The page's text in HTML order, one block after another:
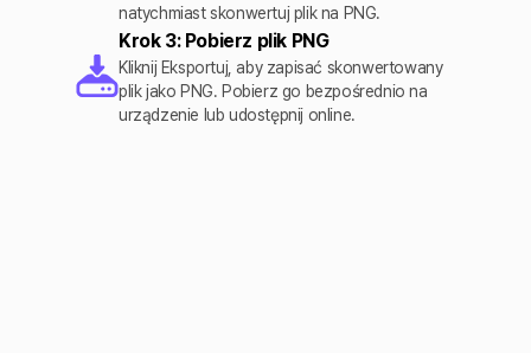
natychmiast skonwertuj plik na PNG.
Krok 3: Pobierz plik PNG
Kliknij Eksportuj, aby zapisać skonwertowany
plik jako PNG. Pobierz go bezpośrednio na
urządzenie lub udostępnij online.